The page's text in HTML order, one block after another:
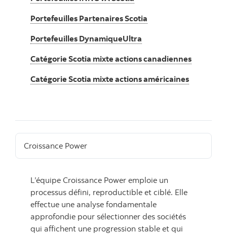
Portefeuilles Partenaires Scotia
Portefeuilles DynamiqueUltra
Catégorie Scotia mixte actions canadiennes
Catégorie Scotia mixte actions américaines
Croissance Power
L’équipe Croissance Power emploie un
processus défini, reproductible et ciblé. Elle
effectue une analyse fondamentale
approfondie pour sélectionner des sociétés
qui affichent une progression stable et qui